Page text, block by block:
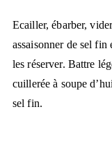
Ecailler, ébarber,
assaisonner de sel fin
les réserver. Battre
cuillerée à soupe
sel fin.